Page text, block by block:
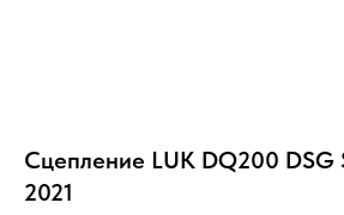
Сцепление LUK DQ200 DSG
2021